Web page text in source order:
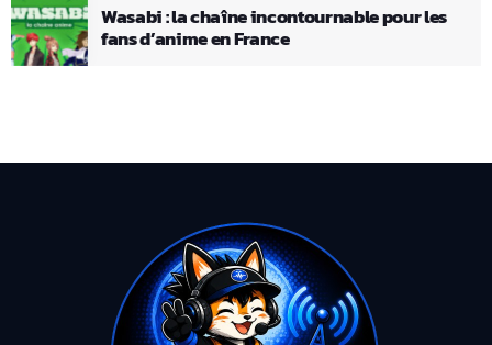
Wasabi : la chaîne incontournable pour les
fans d’anime en France